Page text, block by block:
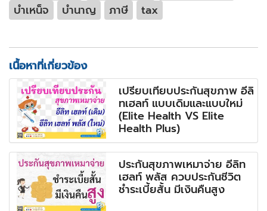
บำเหน็จ
บำนาญ ภาษี tax
เนื้อหาที่เกี่ยวข้อง
เปรียบเทียบประกันสุขภาพ อีลิ
ทเฮลท์ แบบเดิมและแบบใหม่
(Elite Health VS Elite
Health Plus)
ประกันสุขภาพเหมาจ่าย อีลิท
เฮลท์ พลัส ควบประกันชีวิต
ชำระเบี้ยสั้น มีเงินคืนสูง